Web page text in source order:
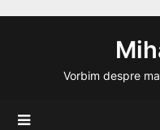
Vorbim despre